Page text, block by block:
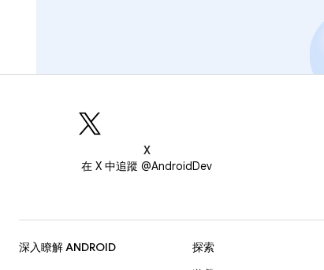
X
在 X 中追蹤 @AndroidDev
深入瞭解 ANDROID
探索